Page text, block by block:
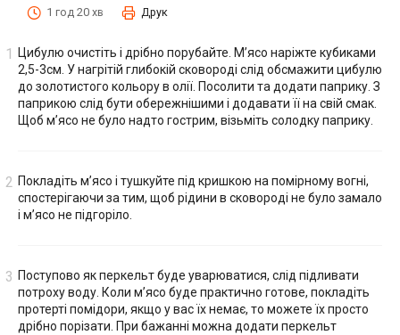
1 год 20 хв Друк
Цибулю очистіть і дрібно порубайте. М’ясо наріжте кубиками
2,5-3см. У нагрітій глибокій сковороді слід обсмажити цибулю
до золотистого кольору в олії. Посолити та додати паприку. З
паприкою слід бути обережнішими і додавати її на свій смак.
Щоб м’ясо не було надто гострим, візьміть солодку паприку.
Покладіть м’ясо і тушкуйте під кришкою на помірному вогні,
спостерігаючи за тим, щоб рідини в сковороді не було замало
і м’ясо не підгоріло.
Поступово як перкельт буде уварюватися, слід підливати
потроху воду. Коли м’ясо буде практично готове, покладіть
протерті помідори, якщо у вас їх немає, то можете їх просто
дрібно порізати. При бажанні можна додати перкельт